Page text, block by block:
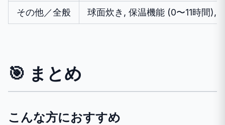
その他／全般 球面炊き, 保温機能 (0〜11時間),
🎯 まとめ
こんな方におすすめ